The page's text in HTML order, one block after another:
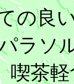
の良
ラソ
喫茶